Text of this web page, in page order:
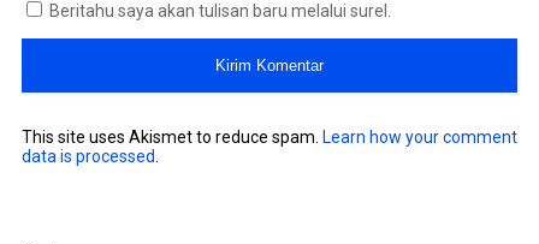
Beritahu saya akan tulisan baru melalui surel.
This site uses Akismet to reduce spam. Learn how your comment
data is processed.